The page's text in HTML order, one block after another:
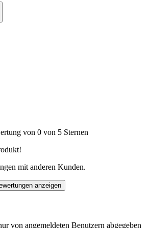
von 0 von 5 Sternen
mit anderen Kunden.
anzeigen
von angemeldeten Benutzern abgegeben